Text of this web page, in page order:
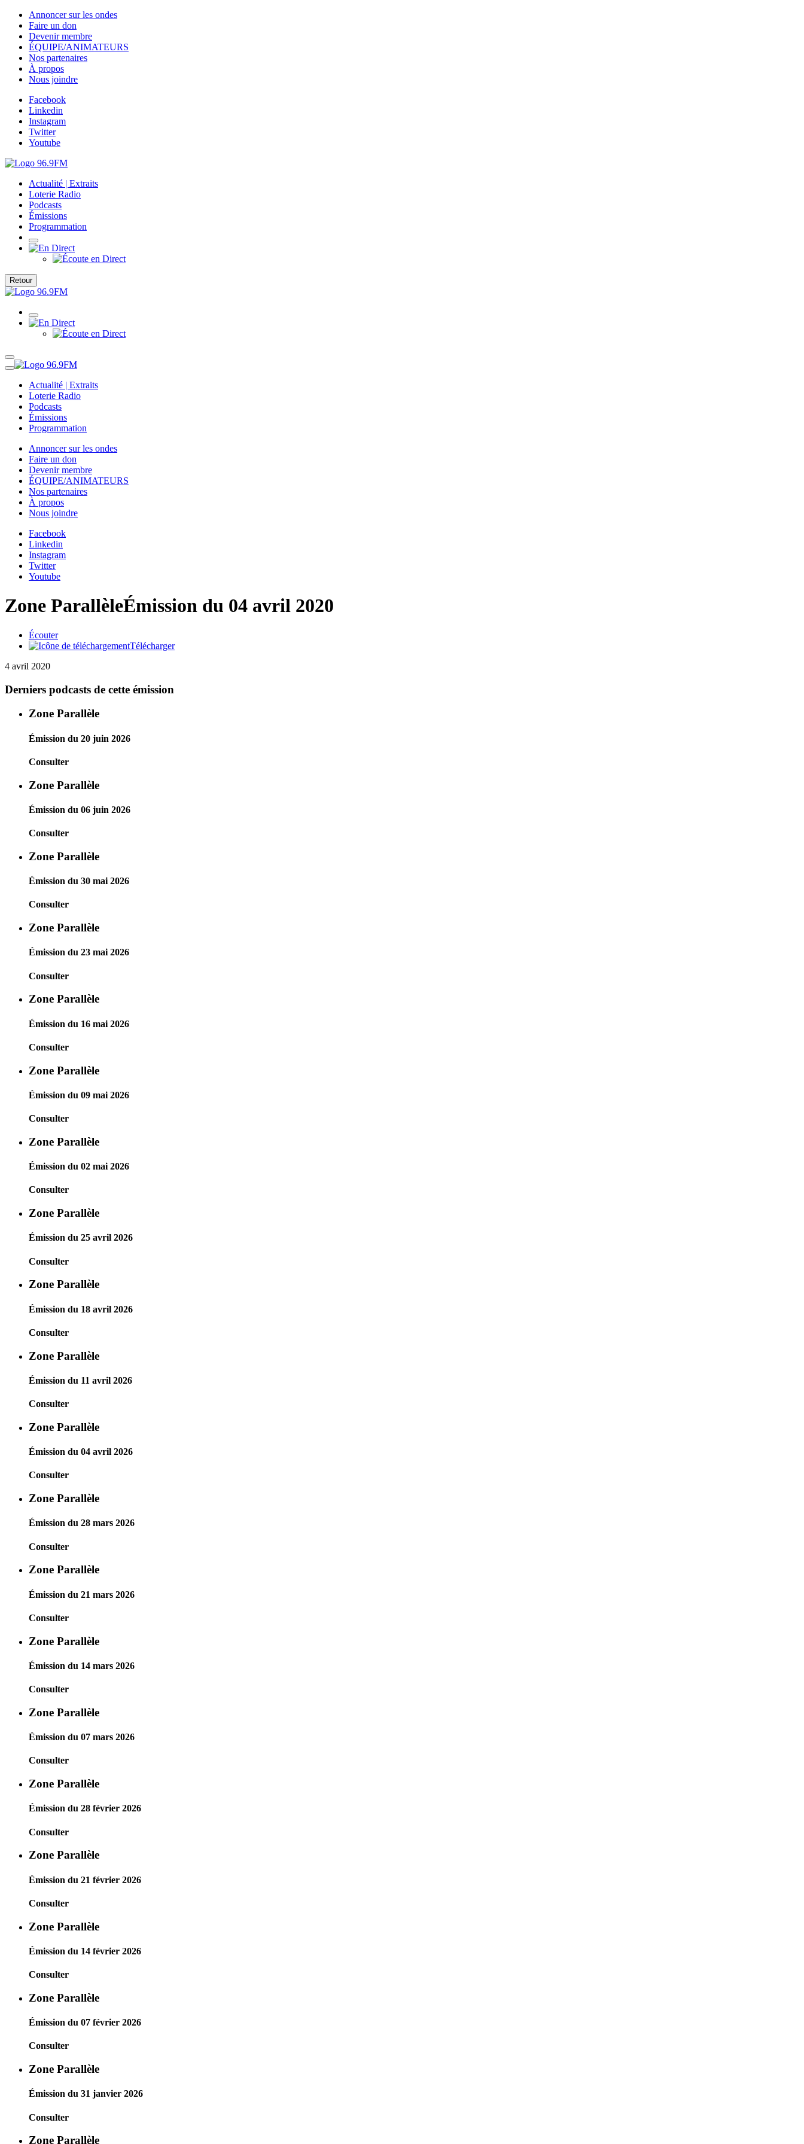
Annoncer sur les ondes
Faire un don
Devenir membre
ÉQUIPE/ANIMATEURS
Nos partenaires
À propos
Nous joindre
Facebook
Linkedin
Instagram
Twitter
Youtube
Actualité | Extraits
Loterie Radio
Podcasts
Émissions
Programmation
Retour
Actualité | Extraits
Loterie Radio
Podcasts
Émissions
Programmation
Annoncer sur les ondes
Faire un don
Devenir membre
ÉQUIPE/ANIMATEURS
Nos partenaires
À propos
Nous joindre
Facebook
Linkedin
Instagram
Twitter
Youtube
Zone ParallèleÉmission du 04 avril 2020
Écouter
Télécharger
4 avril 2020
Derniers podcasts de cette émission
Zone Parallèle
Émission du 20 juin 2026
Consulter
Zone Parallèle
Émission du 06 juin 2026
Consulter
Zone Parallèle
Émission du 30 mai 2026
Consulter
Zone Parallèle
Émission du 23 mai 2026
Consulter
Zone Parallèle
Émission du 16 mai 2026
Consulter
Zone Parallèle
Émission du 09 mai 2026
Consulter
Zone Parallèle
Émission du 02 mai 2026
Consulter
Zone Parallèle
Émission du 25 avril 2026
Consulter
Zone Parallèle
Émission du 18 avril 2026
Consulter
Zone Parallèle
Émission du 11 avril 2026
Consulter
Zone Parallèle
Émission du 04 avril 2026
Consulter
Zone Parallèle
Émission du 28 mars 2026
Consulter
Zone Parallèle
Émission du 21 mars 2026
Consulter
Zone Parallèle
Émission du 14 mars 2026
Consulter
Zone Parallèle
Émission du 07 mars 2026
Consulter
Zone Parallèle
Émission du 28 février 2026
Consulter
Zone Parallèle
Émission du 21 février 2026
Consulter
Zone Parallèle
Émission du 14 février 2026
Consulter
Zone Parallèle
Émission du 07 février 2026
Consulter
Zone Parallèle
Émission du 31 janvier 2026
Consulter
Zone Parallèle